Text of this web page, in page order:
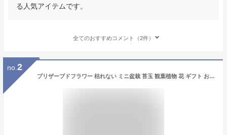
る人気アイテムです。
全てのおすすめコメント（2件）
no. 2
プリザーブドフラワー 枯れない ミニ盆栽 苔玉 観葉植物 花 ギフト お花 誕生日 プレゼント 女性 男性 母 父 祖母 祖父 還暦祝い 緑寿 古希 喜寿 卒寿 傘寿 米寿 お祝い 60代 70代 80代 新築祝い 退職祝い ブリザードフラワー ラッピング 送料無料 bon・bon